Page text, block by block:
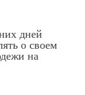
дней
о своем
на